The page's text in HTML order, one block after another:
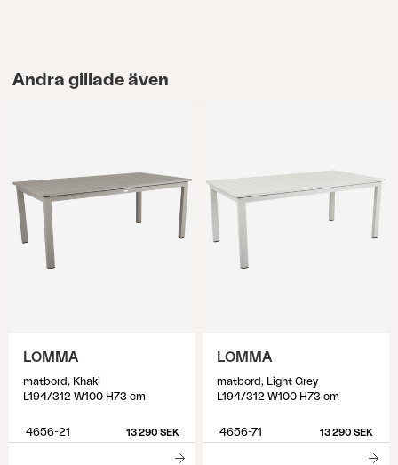
Andra gillade även
LOMMA
matbord, Khaki
L194/312 W100 H73 cm
4656-21 13 290 SEK
LOMMA
matbord, Light Grey
L194/312 W100 H73 cm
4656-71 13 290 SEK